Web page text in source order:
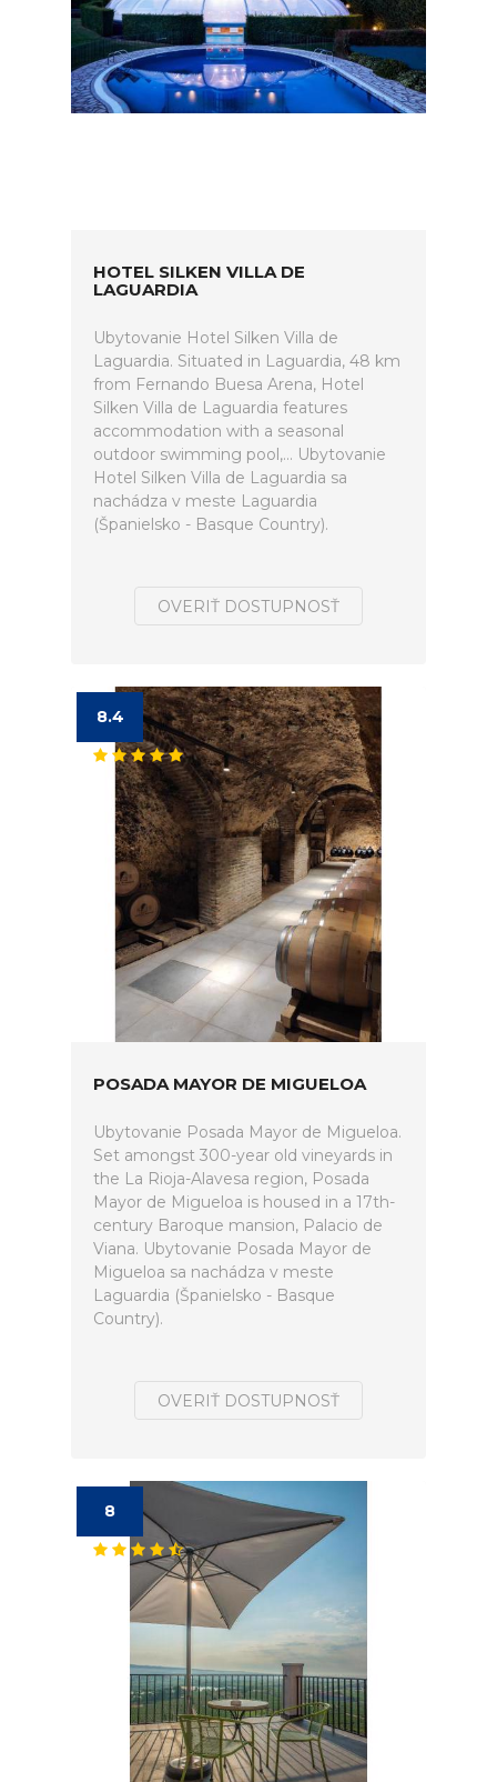
HOTEL SILKEN VILLA DE
LAGUARDIA
Ubytovanie Hotel Silken Villa de
Laguardia. Situated in Laguardia, 48 km
from Fernando Buesa Arena, Hotel
Silken Villa de Laguardia features
accommodation with a seasonal
outdoor swimming pool,... Ubytovanie
Hotel Silken Villa de Laguardia sa
nachádza v meste Laguardia
(Španielsko - Basque Country).
OVERIŤ DOSTUPNOSŤ
8.4
POSADA MAYOR DE MIGUELOA
Ubytovanie Posada Mayor de Migueloa.
Set amongst 300-year old vineyards in
the La Rioja-Alavesa region, Posada
Mayor de Migueloa is housed in a 17th-
century Baroque mansion, Palacio de
Viana. Ubytovanie Posada Mayor de
Migueloa sa nachádza v meste
Laguardia (Španielsko - Basque
Country).
OVERIŤ DOSTUPNOSŤ
8